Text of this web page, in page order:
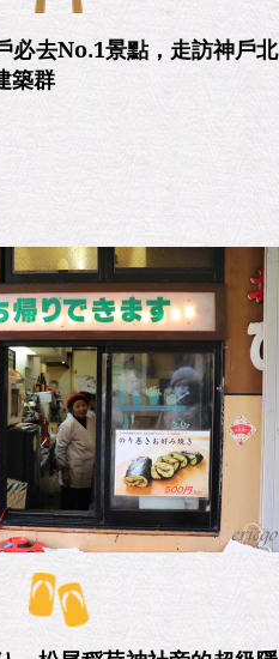
必去No.1景點，走訪神戶北
築群